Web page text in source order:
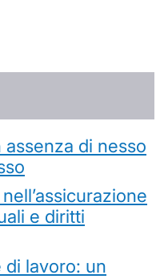
di nesso
e diritti
di lavoro: un